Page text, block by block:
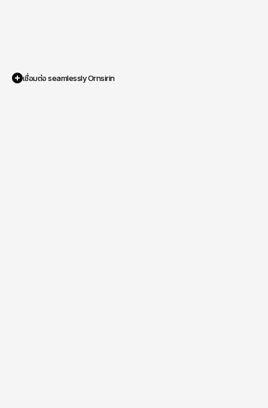
เชื่อมต่อ seamlessly Ornsirin